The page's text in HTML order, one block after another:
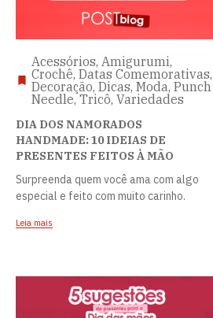
Acessórios, Amigurumi,
Crochê, Datas Comemorativas,
Decoração, Dicas, Moda, Punch
Needle, Tricô, Variedades
DIA DOS NAMORADOS
HANDMADE: 10 IDEIAS DE
PRESENTES FEITOS À MÃO
Surpreenda quem você ama com algo
especial e feito com muito carinho.
Leia mais